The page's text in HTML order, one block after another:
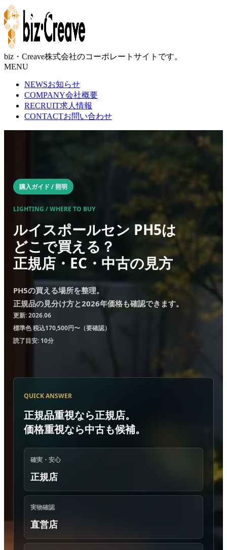
biz・Creave株式会社のコーポレートサイトです。
MENU
NEWSお知らせ
COMPANY会社概要
RECRUIT求人情報
CONTACTお問い合わせ
購入ガイド / 照明
LIGHTING / WHERE TO BUY
ルイスポールセン PH5は
どこで買える？
正規店・EC・中古の見方
PH5の買える場所を整理。
正規品の見分け方と2026年価格も確認できます。
更新: 2026.06
標準色 税込170,500円〜（要確認）
読了目安: 10分
QUICK ANSWER
正規品重視なら正規店。
価格重視なら中古も候補。
確実・安心
正規店
実物確認
直営店